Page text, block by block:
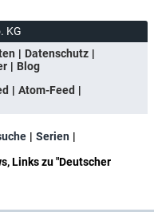
KG
Datenschutz
Blog
Atom-Feed
Serien
Links zu "Deutscher